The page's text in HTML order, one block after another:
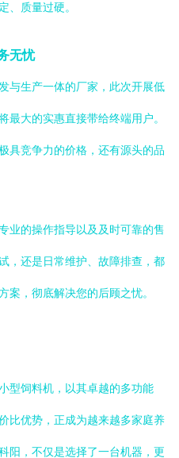
、质量过硬。
无忧
与生产一体的厂家，此次开展低
最大的实惠直接带给终端用户。
具竞争力的价格，还有源头的品
业的操作指导以及及时可靠的售
，还是日常维护、故障排查，都
案，彻底解决您的后顾之忧。
型饲料机，以其卓越的多功能
比优势，正成为越来越多家庭养
阳，不仅是选择了一台机器，更